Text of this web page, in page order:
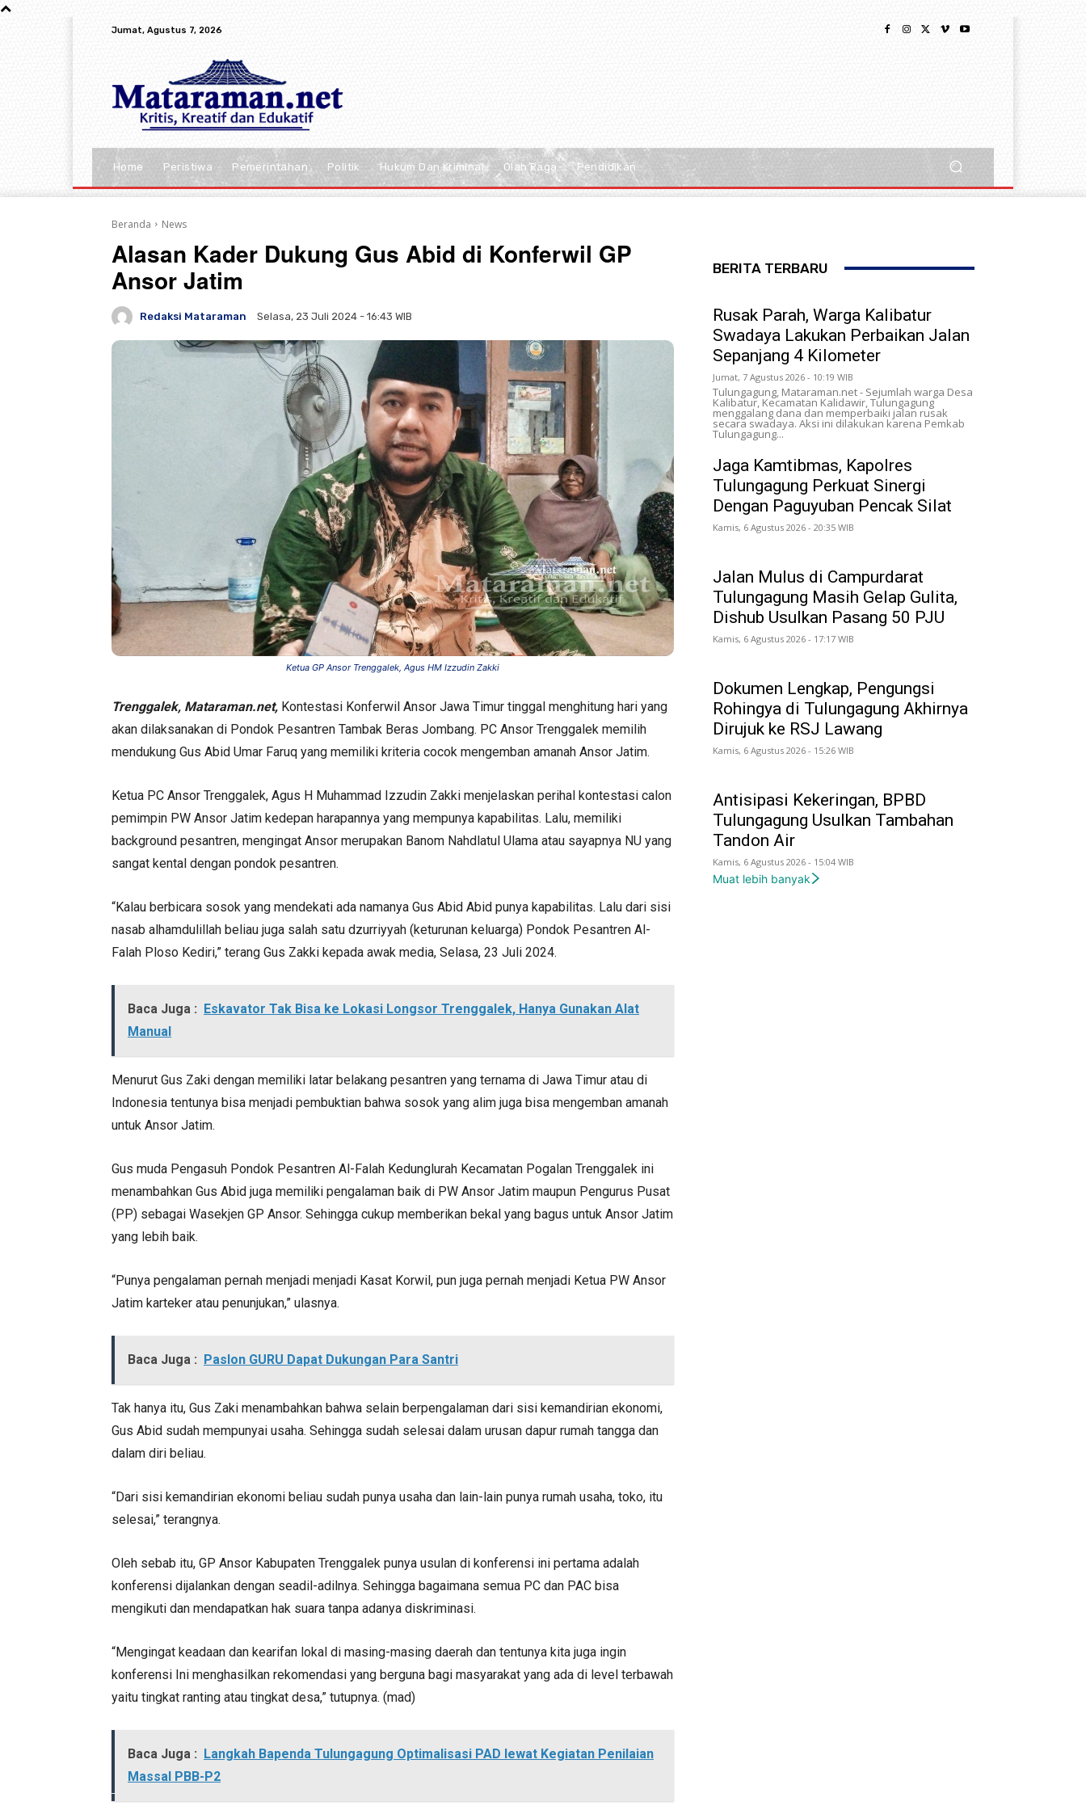
Jumat, Agustus 7, 2026
Home Peristiwa Pemerintahan Politik Hukum Dan Kriminal Olah Raga Pendidikan
Beranda News
Alasan Kader Dukung Gus Abid di Konferwil GP
Ansor Jatim
Redaksi Mataraman Selasa, 23 Juli 2024 - 16:43 WIB
Ketua GP Ansor Trenggalek, Agus HM Izzudin Zakki
Trenggalek, Mataraman.net, Kontestasi Konferwil Ansor Jawa Timur tinggal menghitung hari yang
akan dilaksanakan di Pondok Pesantren Tambak Beras Jombang. PC Ansor Trenggalek memilih
mendukung Gus Abid Umar Faruq yang memiliki kriteria cocok mengemban amanah Ansor Jatim.
Ketua PC Ansor Trenggalek, Agus H Muhammad Izzudin Zakki menjelaskan perihal kontestasi calon
pemimpin PW Ansor Jatim kedepan harapannya yang mempunya kapabilitas. Lalu, memiliki
background pesantren, mengingat Ansor merupakan Banom Nahdlatul Ulama atau sayapnya NU yang
sangat kental dengan pondok pesantren.
“Kalau berbicara sosok yang mendekati ada namanya Gus Abid Abid punya kapabilitas. Lalu dari sisi
nasab alhamdulillah beliau juga salah satu dzurriyyah (keturunan keluarga) Pondok Pesantren Al-
Falah Ploso Kediri,” terang Gus Zakki kepada awak media, Selasa, 23 Juli 2024.
Baca Juga : Eskavator Tak Bisa ke Lokasi Longsor Trenggalek, Hanya Gunakan Alat
Manual
Menurut Gus Zaki dengan memiliki latar belakang pesantren yang ternama di Jawa Timur atau di
Indonesia tentunya bisa menjadi pembuktian bahwa sosok yang alim juga bisa mengemban amanah
untuk Ansor Jatim.
Gus muda Pengasuh Pondok Pesantren Al-Falah Kedunglurah Kecamatan Pogalan Trenggalek ini
menambahkan Gus Abid juga memiliki pengalaman baik di PW Ansor Jatim maupun Pengurus Pusat
(PP) sebagai Wasekjen GP Ansor. Sehingga cukup memberikan bekal yang bagus untuk Ansor Jatim
yang lebih baik.
“Punya pengalaman pernah menjadi menjadi Kasat Korwil, pun juga pernah menjadi Ketua PW Ansor
Jatim karteker atau penunjukan,” ulasnya.
Baca Juga : Paslon GURU Dapat Dukungan Para Santri
Tak hanya itu, Gus Zaki menambahkan bahwa selain berpengalaman dari sisi kemandirian ekonomi,
Gus Abid sudah mempunyai usaha. Sehingga sudah selesai dalam urusan dapur rumah tangga dan
dalam diri beliau.
“Dari sisi kemandirian ekonomi beliau sudah punya usaha dan lain-lain punya rumah usaha, toko, itu
selesai,” terangnya.
Oleh sebab itu, GP Ansor Kabupaten Trenggalek punya usulan di konferensi ini pertama adalah
konferensi dijalankan dengan seadil-adilnya. Sehingga bagaimana semua PC dan PAC bisa
mengikuti dan mendapatkan hak suara tanpa adanya diskriminasi.
“Mengingat keadaan dan kearifan lokal di masing-masing daerah dan tentunya kita juga ingin
konferensi Ini menghasilkan rekomendasi yang berguna bagi masyarakat yang ada di level terbawah
yaitu tingkat ranting atau tingkat desa,” tutupnya. (mad)
Baca Juga : Langkah Bapenda Tulungagung Optimalisasi PAD lewat Kegiatan Penilaian
Massal PBB-P2
BERITA TERBARU
Rusak Parah, Warga Kalibatur
Swadaya Lakukan Perbaikan Jalan
Sepanjang 4 Kilometer
Jumat, 7 Agustus 2026 - 10:19 WIB
Tulungagung, Mataraman.net - Sejumlah warga Desa
Kalibatur, Kecamatan Kalidawir, Tulungagung
menggalang dana dan memperbaiki jalan rusak
secara swadaya. Aksi ini dilakukan karena Pemkab
Tulungagung...
Jaga Kamtibmas, Kapolres
Tulungagung Perkuat Sinergi
Dengan Paguyuban Pencak Silat
Kamis, 6 Agustus 2026 - 20:35 WIB
Jalan Mulus di Campurdarat
Tulungagung Masih Gelap Gulita,
Dishub Usulkan Pasang 50 PJU
Kamis, 6 Agustus 2026 - 17:17 WIB
Dokumen Lengkap, Pengungsi
Rohingya di Tulungagung Akhirnya
Dirujuk ke RSJ Lawang
Kamis, 6 Agustus 2026 - 15:26 WIB
Antisipasi Kekeringan, BPBD
Tulungagung Usulkan Tambahan
Tandon Air
Kamis, 6 Agustus 2026 - 15:04 WIB
Muat lebih banyak